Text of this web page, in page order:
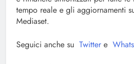
tempo reale e gli aggiornamenti
Mediaset.
Seguici anche su Twitter e